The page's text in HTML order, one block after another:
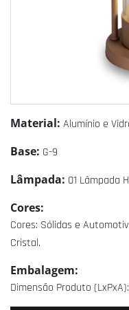
Material: Alumínio e
Base: G-9
Lâmpada: 01 Lâmpada
Cores:
Cores: Sólidas e
Cristal.
Embalagem:
Dimensão Produto